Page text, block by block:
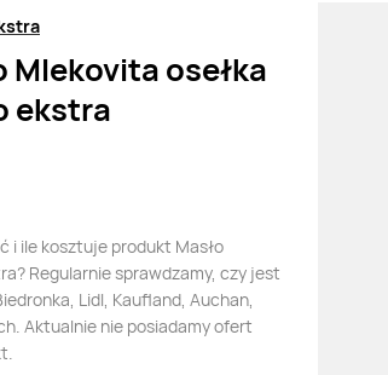
Mlekovita osełka
ekstra
i ile kosztuje produkt Masło
Regularnie sprawdzamy, czy jest
Lidl, Kaufland, Auchan,
Aktualnie nie posiadamy ofert